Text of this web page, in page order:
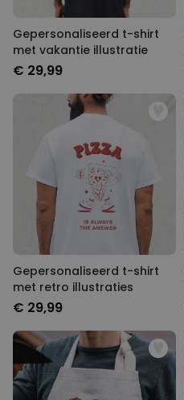
Gepersonaliseerd t-shirt
met vakantie illustratie
€ 29,99
Gepersonaliseerd t-shirt
met retro illustraties
€ 29,99